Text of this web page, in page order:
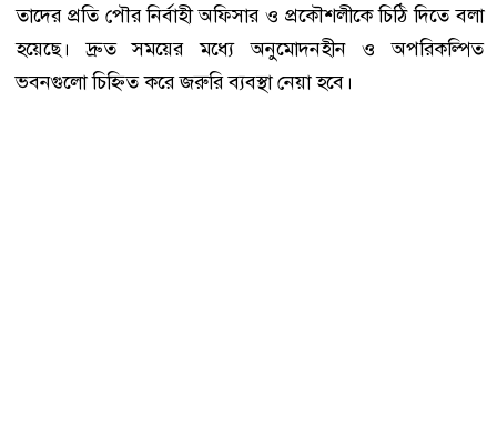
তাদের প্রতি পৌর নির্বাহী অফিসার ও প্রকৌশলীকে চিঠি দিতে বলা
হয়েছে। দ্রুত সময়ের মধ্যে অনুমোদনহীন ও অপরিকল্পিত
ভবনগুলো চিহ্নিত করে জরুরি ব্যবস্থা নেয়া হবে।